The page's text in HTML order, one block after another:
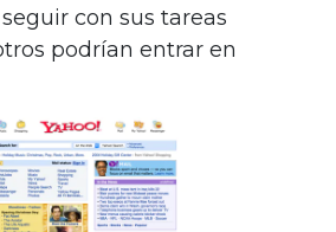
con sus tareas
podrían entrar en